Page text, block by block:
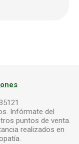
Infórmate del
puntos de venta.
realizados en